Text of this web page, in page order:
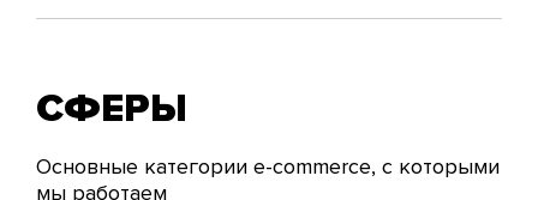
СФЕРЫ
Основные категории e-commerce, с которыми
мы работаем